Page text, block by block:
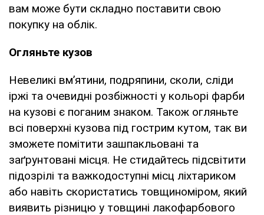
вам може бути складно поставити свою
покупку на облік.
Огляньте кузов
Невеликі вм’ятини, подряпини, сколи, сліди
іржі та очевидні розбіжності у кольорі фарби
на кузові є поганим знаком. Також огляньте
всі поверхні кузова під гострим кутом, так ви
зможете помітити зашпакльовані та
заґрунтовані місця. Не стидайтесь підсвітити
підозрілі та важкодоступні місц ліхтариком
або навіть скористатись товщиноміром, який
виявить різницю у товщині лакофарбового